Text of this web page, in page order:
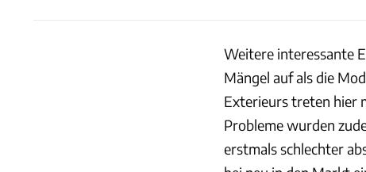
Weitere interessante
Mängel auf als die
Exterieurs treten hier
Probleme wurden
erstmals schlechter